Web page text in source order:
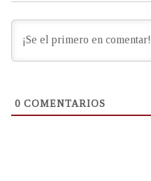
0 COMENTARIOS